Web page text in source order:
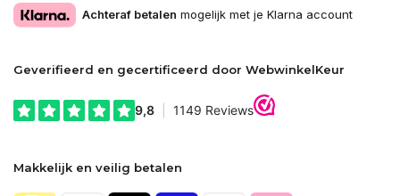
Achteraf betalen mogelijk met je Klarna account
Geverifieerd en gecertificeerd door WebwinkelKeur
Makkelijk en veilig betalen